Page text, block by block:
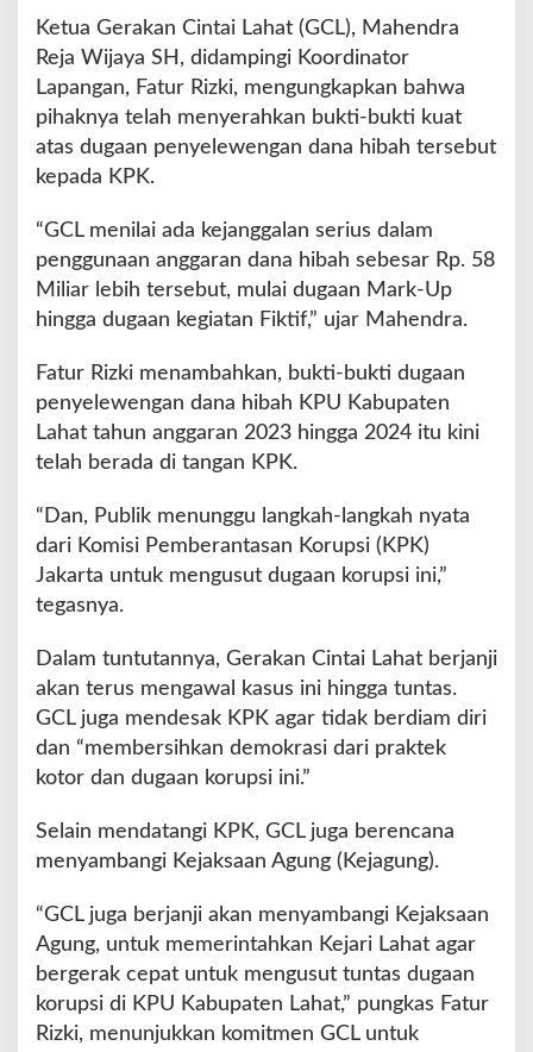
a
h
a
k
e
K
Ketua Gerakan Cintai Lahat (GCL), Mahendra
Reja Wijaya SH, didampingi Koordinator
Lapangan, Fatur Rizki, mengungkapkan bahwa
pihaknya telah menyerahkan bukti-bukti kuat
atas dugaan penyelewengan dana hibah tersebut
kepada KPK.
“GCL menilai ada kejanggalan serius dalam
penggunaan anggaran dana hibah sebesar Rp. 58
Miliar lebih tersebut, mulai dugaan Mark-Up
hingga dugaan kegiatan Fiktif,” ujar Mahendra.
Fatur Rizki menambahkan, bukti-bukti dugaan
penyelewengan dana hibah KPU Kabupaten
Lahat tahun anggaran 2023 hingga 2024 itu kini
telah berada di tangan KPK.
“Dan, Publik menunggu langkah-langkah nyata
dari Komisi Pemberantasan Korupsi (KPK)
Jakarta untuk mengusut dugaan korupsi ini,”
tegasnya.
Dalam tuntutannya, Gerakan Cintai Lahat berjanji
akan terus mengawal kasus ini hingga tuntas.
GCL juga mendesak KPK agar tidak berdiam diri
dan “membersihkan demokrasi dari praktek
kotor dan dugaan korupsi ini.”
Selain mendatangi KPK, GCL juga berencana
menyambangi Kejaksaan Agung (Kejagung).
“GCL juga berjanji akan menyambangi Kejaksaan
Agung, untuk memerintahkan Kejari Lahat agar
bergerak cepat untuk mengusut tuntas dugaan
korupsi di KPU Kabupaten Lahat,” pungkas Fatur
Rizki, menunjukkan komitmen GCL untuk